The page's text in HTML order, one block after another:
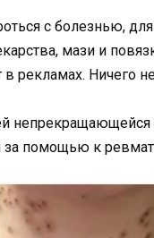
с болезнью,
мази и
рекламах. Ничего
за помощью к